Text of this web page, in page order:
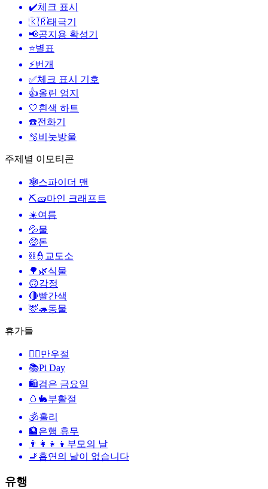
✔️체크 표시
🇰🇷태극기
📢공지용 확성기
⭐별표
⚡번개
✅체크 표시 기호
👍올린 엄지
🤍흰색 하트
☎️전화기
🫧비눗방울
주제별 이모티콘
🕸️스파이더 맨
⛏🧱마인 크래프트
☀️여름
💦물
🤑돈
⛓️👮 교도소
🌳🌿식물
🙃감정
🔴빨간색
🦌🦔동물
휴가들
🙆‍♂️만우절
📚Pi Day
🛍검은 금요일
🥚🐇부활절
🕉홀리
🏦은행 휴무
👨‍👩‍👧‍👦 부모의 날
🚬 흡연의 날이 없습니다
유행